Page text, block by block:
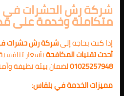
شركة رش الحشرات
متكاملة وخدمة على مدار 24
إذا كنت بحاجة إلىشركة رش حشرات
أحدث تقنيات المكافحةبأسعار
01025257948لضمان بيئة نظيفة
مميزات الخدمة في بلقاس: